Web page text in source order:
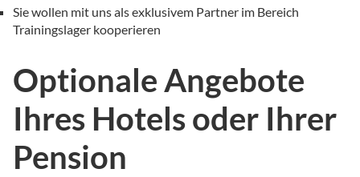
Sie wollen mit uns als exklusivem Partner im Bereich
Trainingslager kooperieren
Optionale Angebote
Ihres Hotels oder Ihrer
Pension